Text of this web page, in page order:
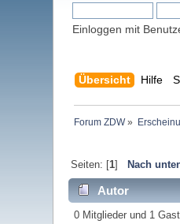
Einloggen mit
Übersicht Hilfe
Forum ZDW»
Seiten: [1] Nach
Autor
0 Mitglieder und 1